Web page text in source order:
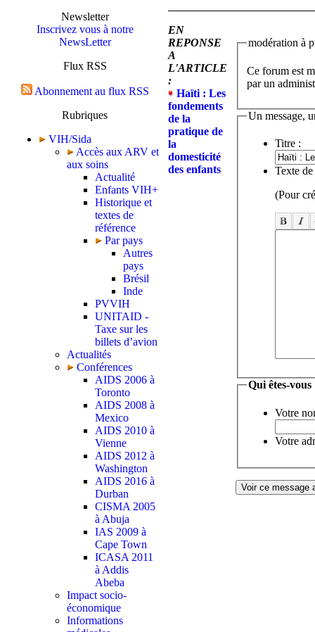
Newsletter
Inscrivez vous à notre
NewsLetter
Flux RSS
Abonnement au flux RSS
Rubriques
VIH/Sida
Accès aux ARV et
aux soins
Actualité
Enfants VIH+
Historique et
textes de
référence
Par pays
Autres
pays
Brésil
Inde
PVVIH
UNITAID -
Taxe sur les
billets d’avion
Actualités
Conférences
AIDS 2006 à
Toronto
AIDS 2008 à
Mexico
AIDS 2010 à
Vienne
AIDS 2012 à
Washington
AIDS 2016 à
Durban
CISMA 2005
à Abuja
IAS 2009 à
Cape Town
ICASA 2011
à Addis
Abeba
Impact socio-
économique
Informations
EN
REPONSE
A
L'ARTICLE
:
Haïti : Les
fondements
de la
pratique de
la
domesticité
des enfants
modération à
Ce forum est
par un
Un message,
Titre :
Texte
(Pour
Qui êtes-vous
Votre
Votre